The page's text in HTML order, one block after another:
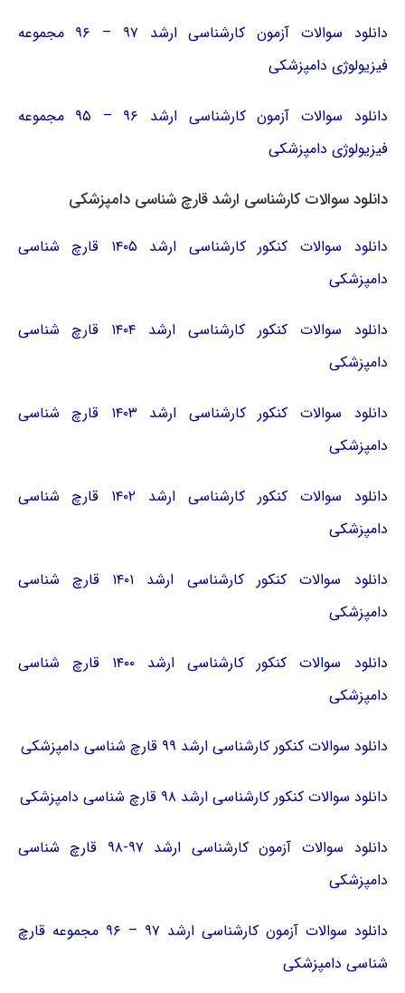
دانلود سوالات آزمون کارشناسی ارشد ۹۷ – ۹۶ مجموعه
فیزیولوژی دامپزشکی
دانلود سوالات آزمون کارشناسی ارشد ۹۶ – ۹۵ مجموعه
فیزیولوژی دامپزشکی
دانلود سوالات کارشناسی ارشد قارچ شناسی دامپزشکی
دانلود سوالات کنکور کارشناسی ارشد ۱۴۰۵ قارچ شناسی
دامپزشکی
دانلود سوالات کنکور کارشناسی ارشد ۱۴۰۴ قارچ شناسی
دامپزشکی
دانلود سوالات کنکور کارشناسی ارشد ۱۴۰۳ قارچ شناسی
دامپزشکی
دانلود سوالات کنکور کارشناسی ارشد ۱۴۰۲ قارچ شناسی
دامپزشکی
دانلود سوالات کنکور کارشناسی ارشد ۱۴۰۱ قارچ شناسی
دامپزشکی
دانلود سوالات کنکور کارشناسی ارشد ۱۴۰۰ قارچ شناسی
دامپزشکی
دانلود سوالات کنکور کارشناسی ارشد ۹۹ قارچ شناسی دامپزشکی
دانلود سوالات کنکور کارشناسی ارشد ۹۸ قارچ شناسی دامپزشکی
دانلود سوالات آزمون کارشناسی ارشد ۹۷-۹۸ قارچ شناسی
دامپزشکی
دانلود سوالات آزمون کارشناسی ارشد ۹۷ – ۹۶ مجموعه قارچ
شناسی دامپزشکی